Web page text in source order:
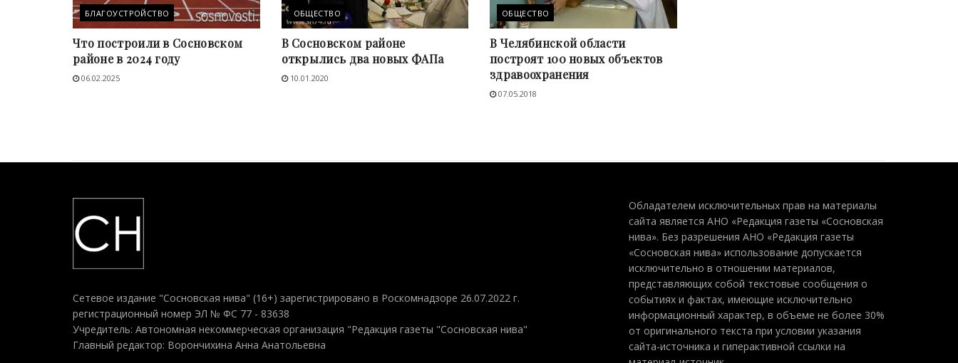
БЛАГОУСТРОЙСТВО
Что построили в Сосновском
районе в 2024 году
06.02.2025
ОБЩЕСТВО
В Сосновском районе
открылись два новых ФАПа
10.01.2020
ОБЩЕСТВО
В Челябинской области
построят 100 новых объектов
здравоохранения
07.05.2018
Сетевое издание "Сосновская нива" (16+) зарегистрировано в Роскомнадзоре 26.07.2022 г.
регистрационный номер ЭЛ № ФС 77 - 83638
Учредитель: Автономная некоммерческая организация "Редакция газеты "Сосновская нива"
Главный редактор: Ворончихина Анна Анатольевна
Обладателем исключительных прав на материалы
сайта является АНО «Редакция газеты «Сосновская
нива». Без разрешения АНО «Редакция газеты
«Сосновская нива» использование допускается
исключительно в отношении материалов,
представляющих собой текстовые сообщения о
событиях и фактах, имеющие исключительно
информационный характер, в объеме не более 30%
от оригинального текста при условии указания
сайта-источника и гиперактивной ссылки на